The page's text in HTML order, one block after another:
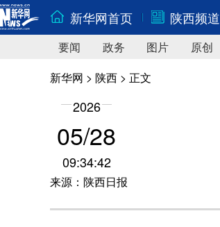
新华网首页 陕西频道
要闻 政务 图片 原创
新华网 > 陕西 > 正文
2026
05/28
09:34:42
来源：陕西日报